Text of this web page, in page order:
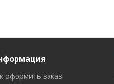
оформить заказ